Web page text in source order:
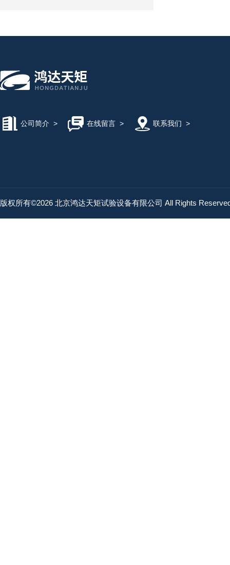
公司简介 > 在线留言> 联系我们 >
版权所有©2026 北京鸿达天矩试验设备有限公司 All Rights